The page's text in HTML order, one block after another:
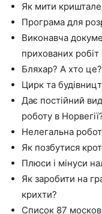
Як мити
Програма для
Виконавча
прихованих робіт
Бляхар? А хто це?
Цирк та
Дає постійний
роботу в
Нелегальна
Як позбутися
Плюси і мінуси
Як заробити на
крихти?
Список 87